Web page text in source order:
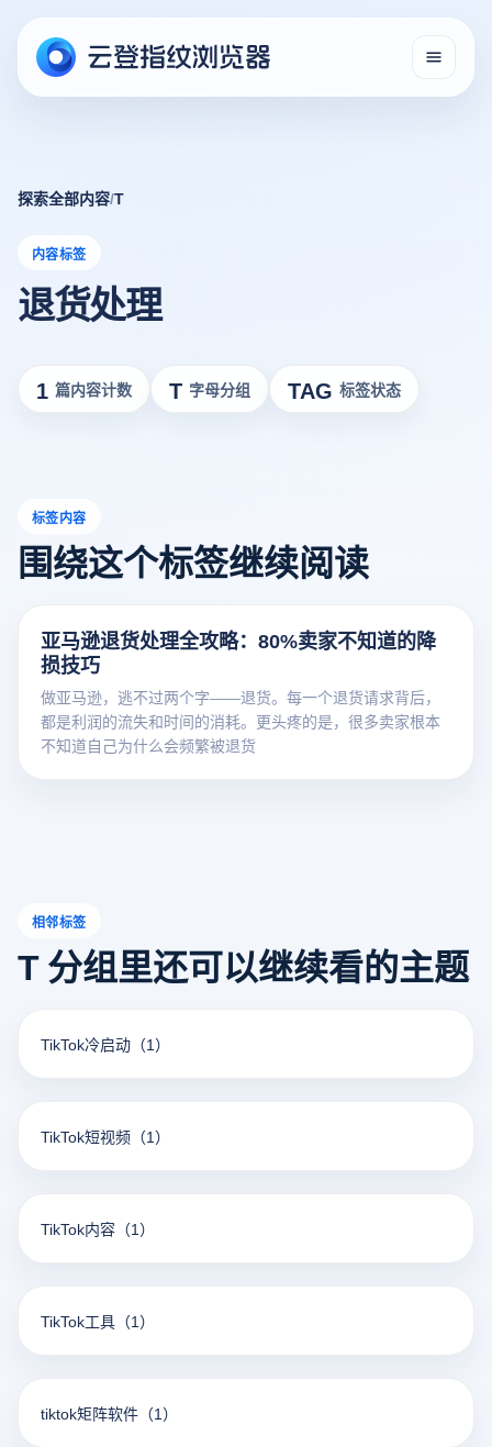
探索全部内容/T
内容标签
退货处理
1 篇内容计数 T 字母分组 TAG 标签状态
标签内容
围绕这个标签继续阅读
亚马逊退货处理全攻略：80%卖家不知道的降
损技巧
做亚马逊，逃不过两个字——退货。每一个退货请求背后，
都是利润的流失和时间的消耗。更头疼的是，很多卖家根本
不知道自己为什么会频繁被退货
相邻标签
T 分组里还可以继续看的主题
TikTok冷启动 （1）
TikTok短视频 （1）
TikTok内容 （1）
TikTok工具 （1）
tiktok矩阵软件 （1）